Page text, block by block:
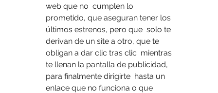
web que no  cumplen lo
prometido, que aseguran tener los
últimos estrenos, pero que  solo te
derivan de un site a otro, que te
obligan a dar clic tras clic  mientras
te llenan la pantalla de publicidad,
para finalmente dirigirte  hasta un
enlace que no funciona o que